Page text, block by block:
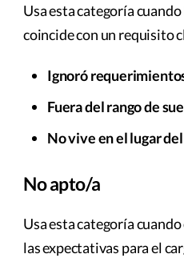
Usa esta categoría
coincide con un requisito
Ignoró
Fuera del rango de
No vive en el lugar
No apto/a
Usa esta categoría
las expectativas para el